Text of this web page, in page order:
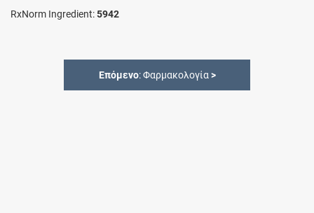
RxNorm Ingredient:5942
Επόμενο: Φαρμακολογία>